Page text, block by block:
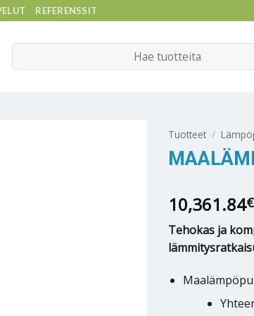
REFERENSSIT
Tuotteet /
10,361.84€
Tehokas ja